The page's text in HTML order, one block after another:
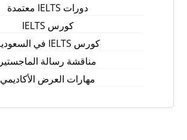
دورات IELTS معتمدة
كورس IELTS
كورس IELTS في السعودية
مناقشة رسالة الماجستير
مهارات العرض الأكاديمي